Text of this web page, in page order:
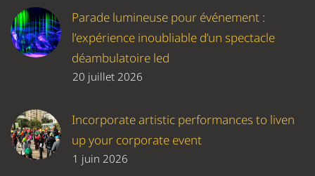
Parade lumineuse pour événement :
l’expérience inoubliable d’un spectacle
déambulatoire led
20 juillet 2026
Incorporate artistic performances to liven
up your corporate event
1 juin 2026